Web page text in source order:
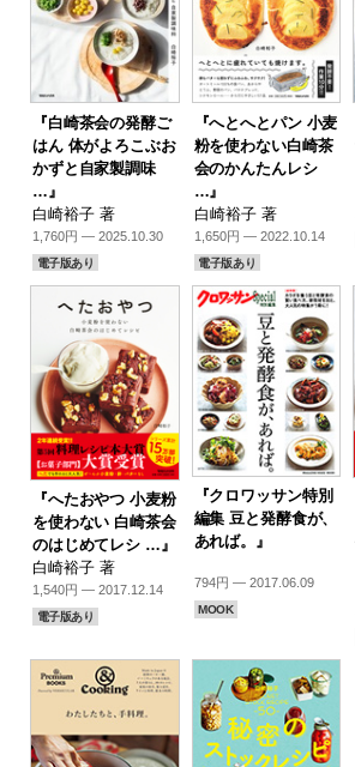
『白崎茶会の発酵ご
はん 体がよろこぶお
かずと自家製調味
…』
白崎裕子 著
1,760円 — 2025.10.30
電子版あり
『へとへとパン 小麦
粉を使わない白崎茶
会のかんたんレシ
…』
白崎裕子 著
1,650円 — 2022.10.14
電子版あり
『へたおやつ 小麦粉
を使わない 白崎茶会
のはじめてレシ …』
白崎裕子 著
1,540円 — 2017.12.14
電子版あり
『クロワッサン特別
編集 豆と発酵食が、
あれば。』
794円 — 2017.06.09
MOOK